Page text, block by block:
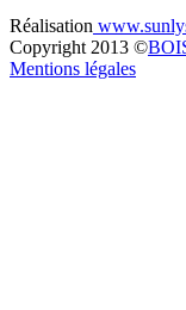
Réalisation
Copyright 2013 ©
Mentions légales